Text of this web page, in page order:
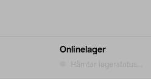
Onlinelager
Hämtar lagerstatus...